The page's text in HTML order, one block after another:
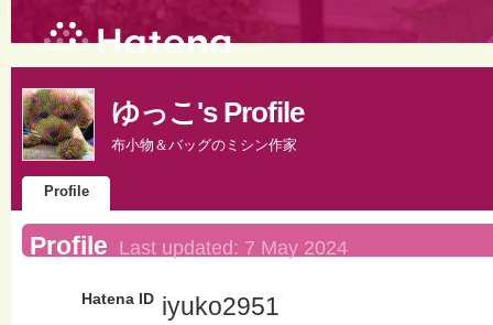
ゆっこ's Profile
布小物＆バッグのミシン作家
Profile
Profile Last updated: 7 May 2024
Hatena ID iyuko2951